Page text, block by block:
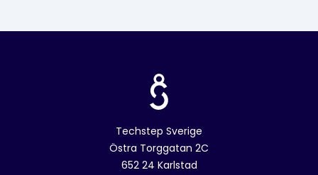
Techstep Sverige
Östra Torggatan 2C
652 24 Karlstad